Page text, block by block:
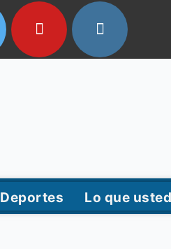
Deportes Lo que